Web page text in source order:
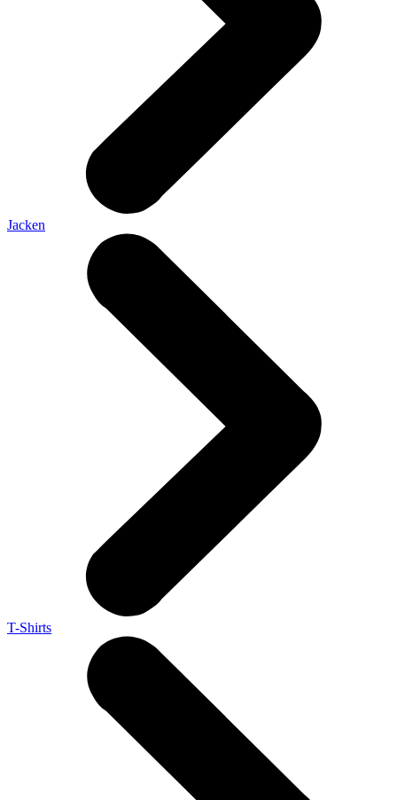
Jacken
T-Shirts